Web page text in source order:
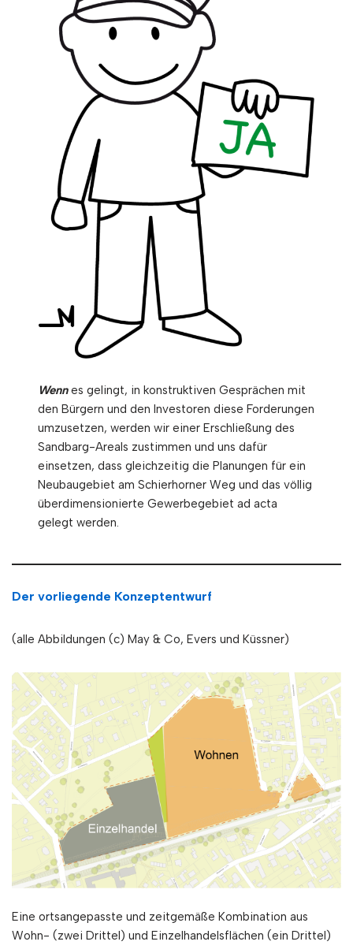
Wennes gelingt, in konstruktiven Gesprächen mit
den Bürgern und den Investoren diese Forderungen
umzusetzen, werden wir einer Erschließung des
Sandbarg-Areals zustimmen und uns dafür
einsetzen, dass gleichzeitig die Planungen für ein
Neubaugebiet am Schierhorner Weg und das völlig
überdimensionierte Gewerbegebiet ad acta
gelegt werden.
Der vorliegende Konzeptentwurf
(alle Abbildungen (c) May & Co, Evers und Küssner)
Eine ortsangepasste und zeitgemäße Kombination aus
Wohn- (zwei Drittel) und Einzelhandelsflächen (ein Drittel)